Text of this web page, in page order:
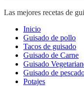
Las mejores recetas de
Inicio
Guisado de pollo
Tacos de guisado
Guisado de Carne
Guisado
Guisado de
Potajes